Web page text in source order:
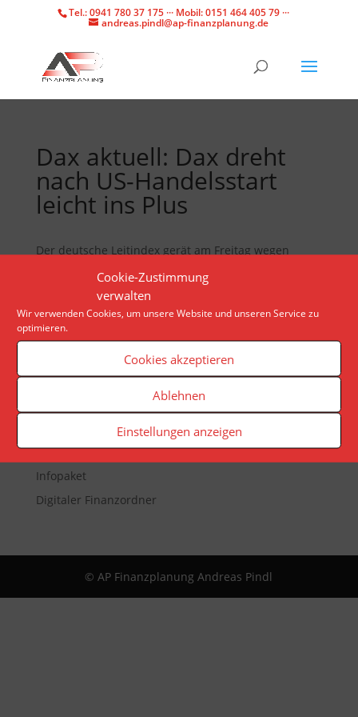
Cookie-Zustimmung
verwalten
Wir verwenden Cookies, um unsere Website und unseren Service zu
optimieren.
Cookies akzeptieren
Ablehnen
Einstellungen anzeigen
Tel.: 0941 780 37 175 ··· Mobil: 0151 464 405 79 ···
andreas.pindl@ap-finanzplanung.de
Dax aktuell: Dax dreht
nach US-Handelsstart
leicht ins Plus
Der deutsche Leitindex gerät am Freitag wegen
Preis- und Konjunkturdaten unter Druck. Nach dem
Handelsstart an der Wall Street liegt der Dax wieder
Veranstaltungen
App
Infopaket
Digitaler Finanzordner
© AP Finanzplanung Andreas Pindl